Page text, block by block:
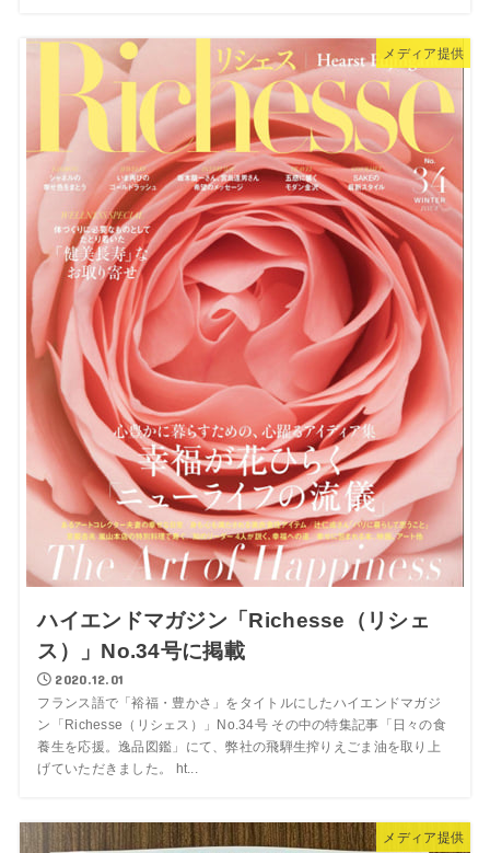
メディア提供
ハイエンドマガジン「Richesse（リシェ
ス）」No.34号に掲載
2020.12.01
フランス語で「裕福・豊かさ」をタイトルにしたハイエンドマガジ
ン「Richesse（リシェス）」No.34号 その中の特集記事「日々の食
養生を応援。逸品図鑑」にて、弊社の飛騨生搾りえごま油を取り上
げていただきました。 ht...
メディア提供